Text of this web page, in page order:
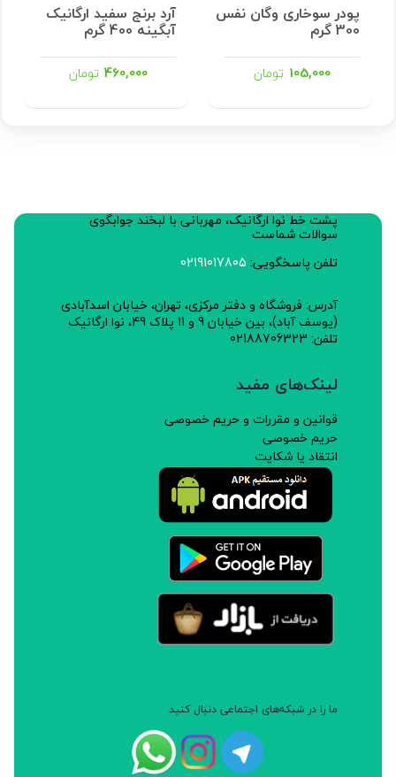
پودر سوخاری وگان نفس
300 گرم
105,000 تومان
آرد برنج سفید ارگانیک
آبگینه 400 گرم
460,000 تومان
پشت خط نوا ارگانیک، مهربانی با لبخند جوابگوی
سوالات شماست
تلفن پاسخگویی: 02191017805
آدرس: فروشگاه و دفتر مرکزی، تهران، خیابان اسدآبادی
(یوسف آباد)، بین خیابان 9 و 11 پلاک 49، نوا ارگانیک
تلفن: 02188706323
لینک‌های مفید
قوانین و مقررات و حریم خصوصی
حریم خصوصی
انتقاد یا شکایت
ما را در شبکه‌های اجتماعی دنبال کنید